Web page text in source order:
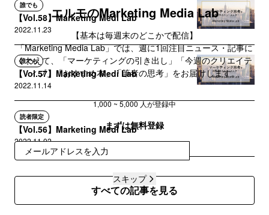
誰でも
【Vol.58】Marketing Medi Lab
2022.11.23
誰でも
【Vol.57】Marketing Medi Lab
2022.11.14
読者限定
【Vol.56】Marketing Medi Lab
2022.11.02
すべての記事を見る
エルモのMarketing Media Lab
【基本は毎週末のどこかで配信】
「Marketing Media Lab」では、週に1回注目ニュース・記事に
くわえて、「マーケティングの引き出し」「今週のクリエイテ
ィブ」「おすすめ本」「筆者の思考」をお届けします。
不定期で、マーケティングに特化した記事も配信します。お気
軽にご登録ください。
1,000 ~ 5,000 人が登録中
まずは無料登録
スキップ